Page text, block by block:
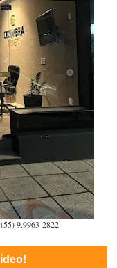
9.9963-2822